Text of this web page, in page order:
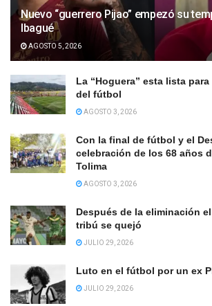
Nuevo “guerrero Pijao” empezó su
Ibagué
AGOSTO 5, 2026
La “Hoguera” esta lista
del fútbol
AGOSTO 3, 2026
Con la final de fútbol y el
celebración de los 68 años
Tolima
AGOSTO 3, 2026
Después de la eliminación
tribú se quejó
JULIO 29, 2026
Luto en el fútbol por un ex
JULIO 29, 2026